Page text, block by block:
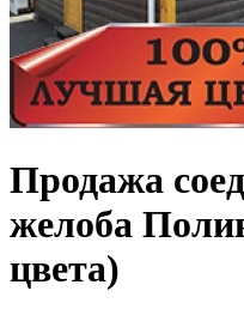
Продажа
желоба
цвета)